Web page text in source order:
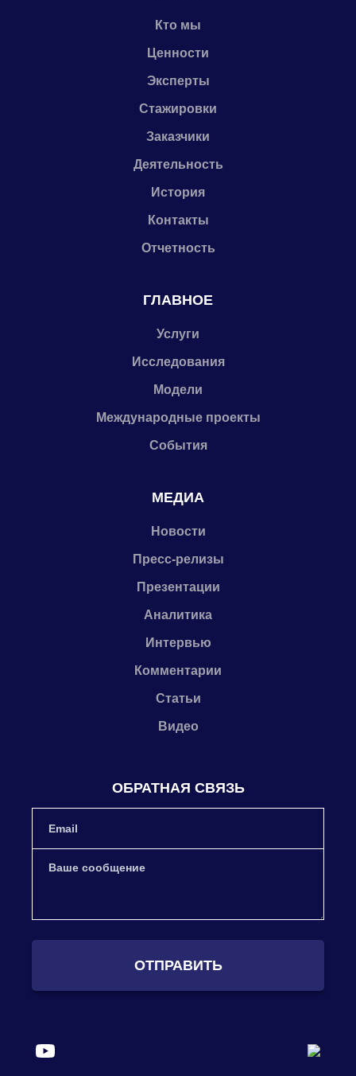
Кто мы
Ценности
Эксперты
Стажировки
Заказчики
Деятельность
История
Контакты
Отчетность
ГЛАВНОЕ
Услуги
Исследования
Модели
Международные проекты
События
МЕДИА
Новости
Пресс-релизы
Презентации
Аналитика
Интервью
Комментарии
Статьи
Видео
ОБРАТНАЯ СВЯЗЬ
ОТПРАВИТЬ